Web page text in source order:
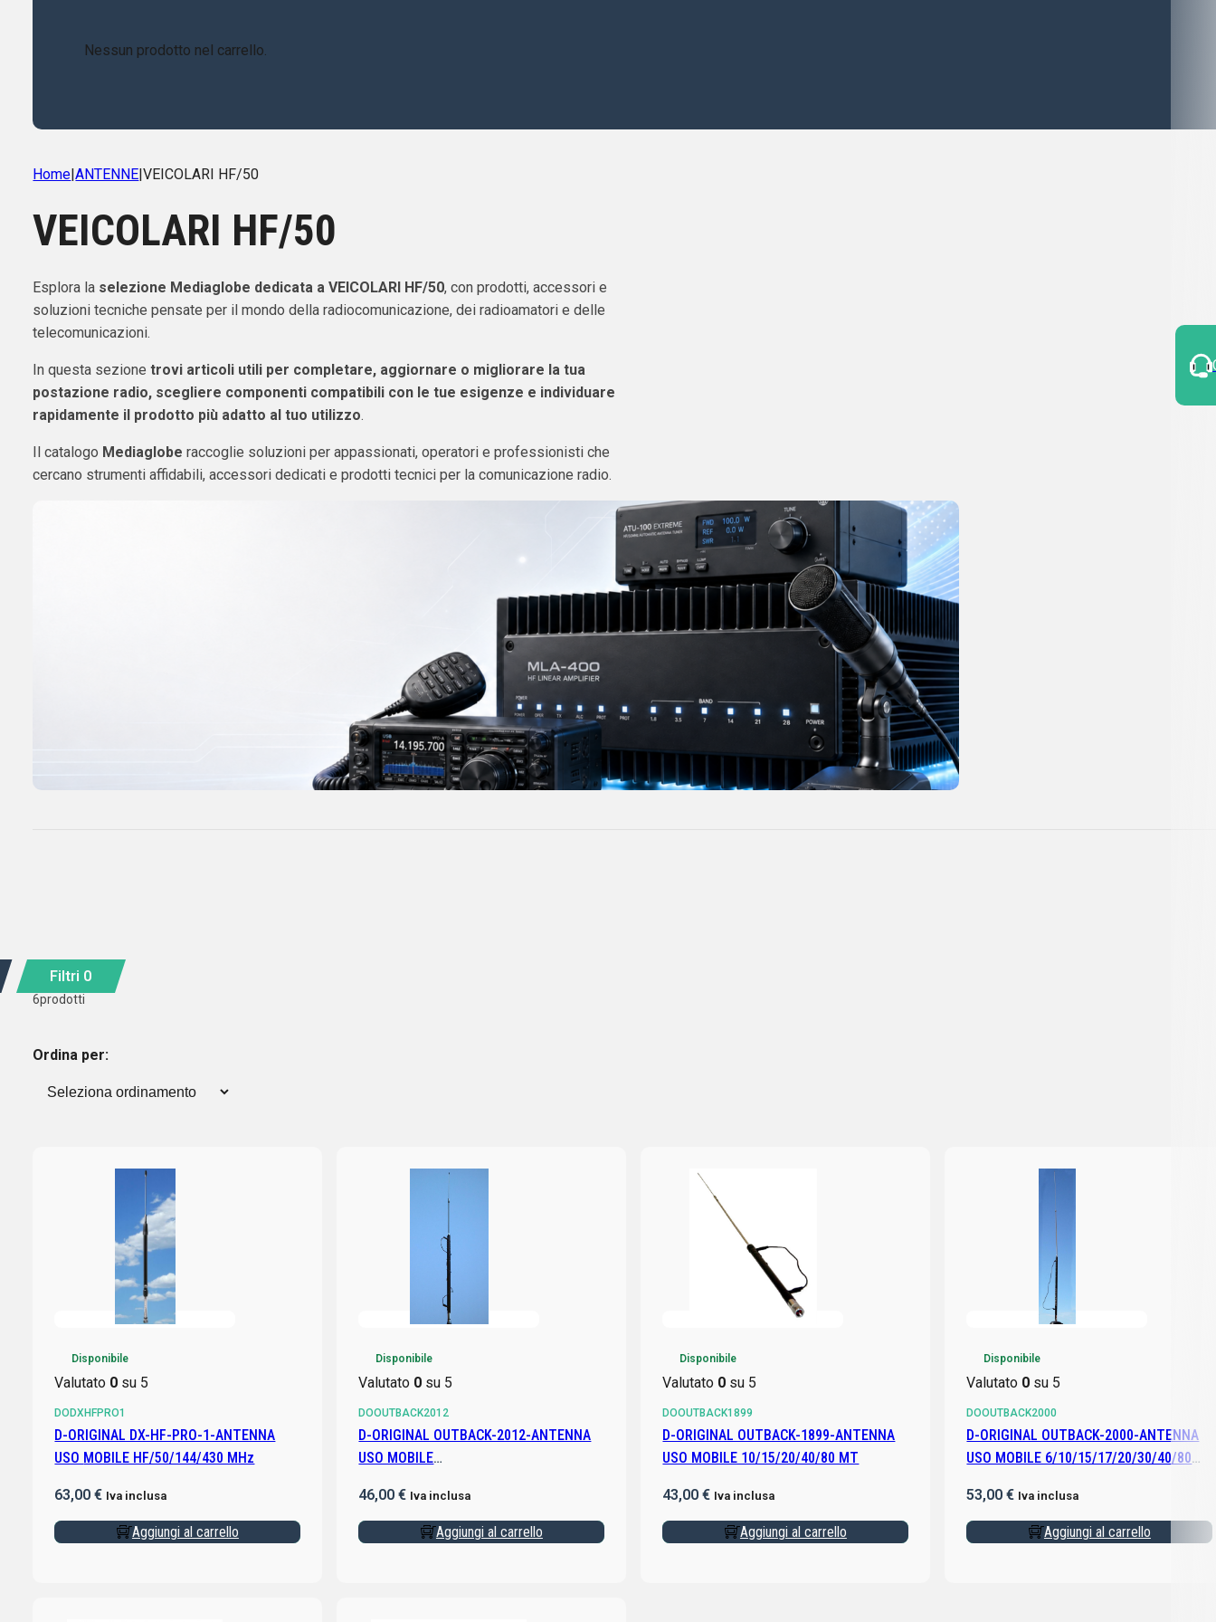
Nessun prodotto nel carrello.
Home|ANTENNE|VEICOLARI HF/50
VEICOLARI HF/50
Esplora la selezione Mediaglobe dedicata a VEICOLARI HF/50, con prodotti, accessori e
soluzioni tecniche pensate per il mondo della radiocomunicazione, dei radioamatori e delle
telecomunicazioni.
In questa sezionetrovi articoli utili per completare, aggiornare o migliorare la tua
postazione radio, scegliere componenti compatibili con le tue esigenze e individuare
rapidamente il prodotto più adatto al tuo utilizzo.
Il catalogo Mediaglobe raccoglie soluzioni per appassionati, operatori e professionisti che
cercano strumenti affidabili, accessori dedicati e prodotti tecnici per la comunicazione radio.
Filtri 0
6prodotti
Ordina per:
Disponibile
Valutato 0 su 5
DODXHFPRO1
D-ORIGINAL DX-HF-PRO-1-ANTENNA
USO MOBILE HF/50/144/430 MHz
63,00€ Iva inclusa
Aggiungi al carrello
Disponibile
Valutato 0 su 5
DOOUTBACK2012
D-ORIGINAL OUTBACK-2012-ANTENNA
USO MOBILE
46,00€ Iva inclusa
Aggiungi al carrello
Disponibile
Valutato 0 su 5
DOOUTBACK1899
D-ORIGINAL OUTBACK-1899-ANTENNA
USO MOBILE 10/15/20/40/80 MT
43,00€ Iva inclusa
Aggiungi al carrello
Disponibile
Valutato 0 su 5
DOOUTBACK2000
D-ORIGINAL OUTBACK-2000-ANTENNA
USO MOBILE 6/10/15/17/20/30/40/80
53,00€ Iva inclusa
Aggiungi al carrello